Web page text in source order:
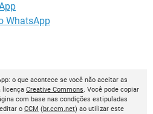
WhatsApp
o que acontece se você não aceitar as
licença Creative Commons. Você pode copiar
com base nas condições estipuladas
o CCM (br.ccm.net) ao utilizar este